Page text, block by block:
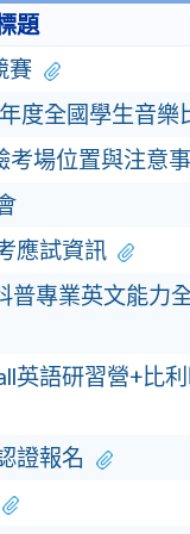
題
賽
度全國學生音樂
場位置與注意
應試資訊
普專業英文能力
英語研習營+比
證報名